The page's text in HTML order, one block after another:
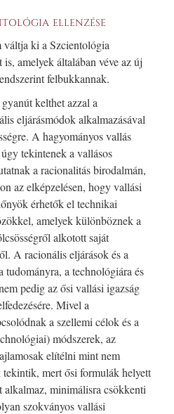
ellenzése
ki a Szcientológia
amelyek általában véve az új
felbukkannak.
kelthet azzal a
eljárásmódok alkalmazásával
A hagyományos vallás
tekintenek a vallásos
a racionalitás birodalmán,
az elképzelésen, hogy vallási
érhetők el technikai
amelyek különböznek a
alkotott saját
A racionális eljárások és a
tudományra, a technológiára és
pedig az ősi vallási igazság
Mivel a
a szellemi célok és a
módszerek, az
elítélni mint nem
mert ősi formulák helyett
alkalmaz, minimálisra csökkenti
szokványos vallási